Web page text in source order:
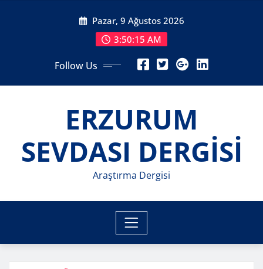
Pazar, 9 Ağustos 2026
3:50:17 AM
Follow Us
ERZURUM
SEVDASI DERGİSİ
Araştırma Dergisi